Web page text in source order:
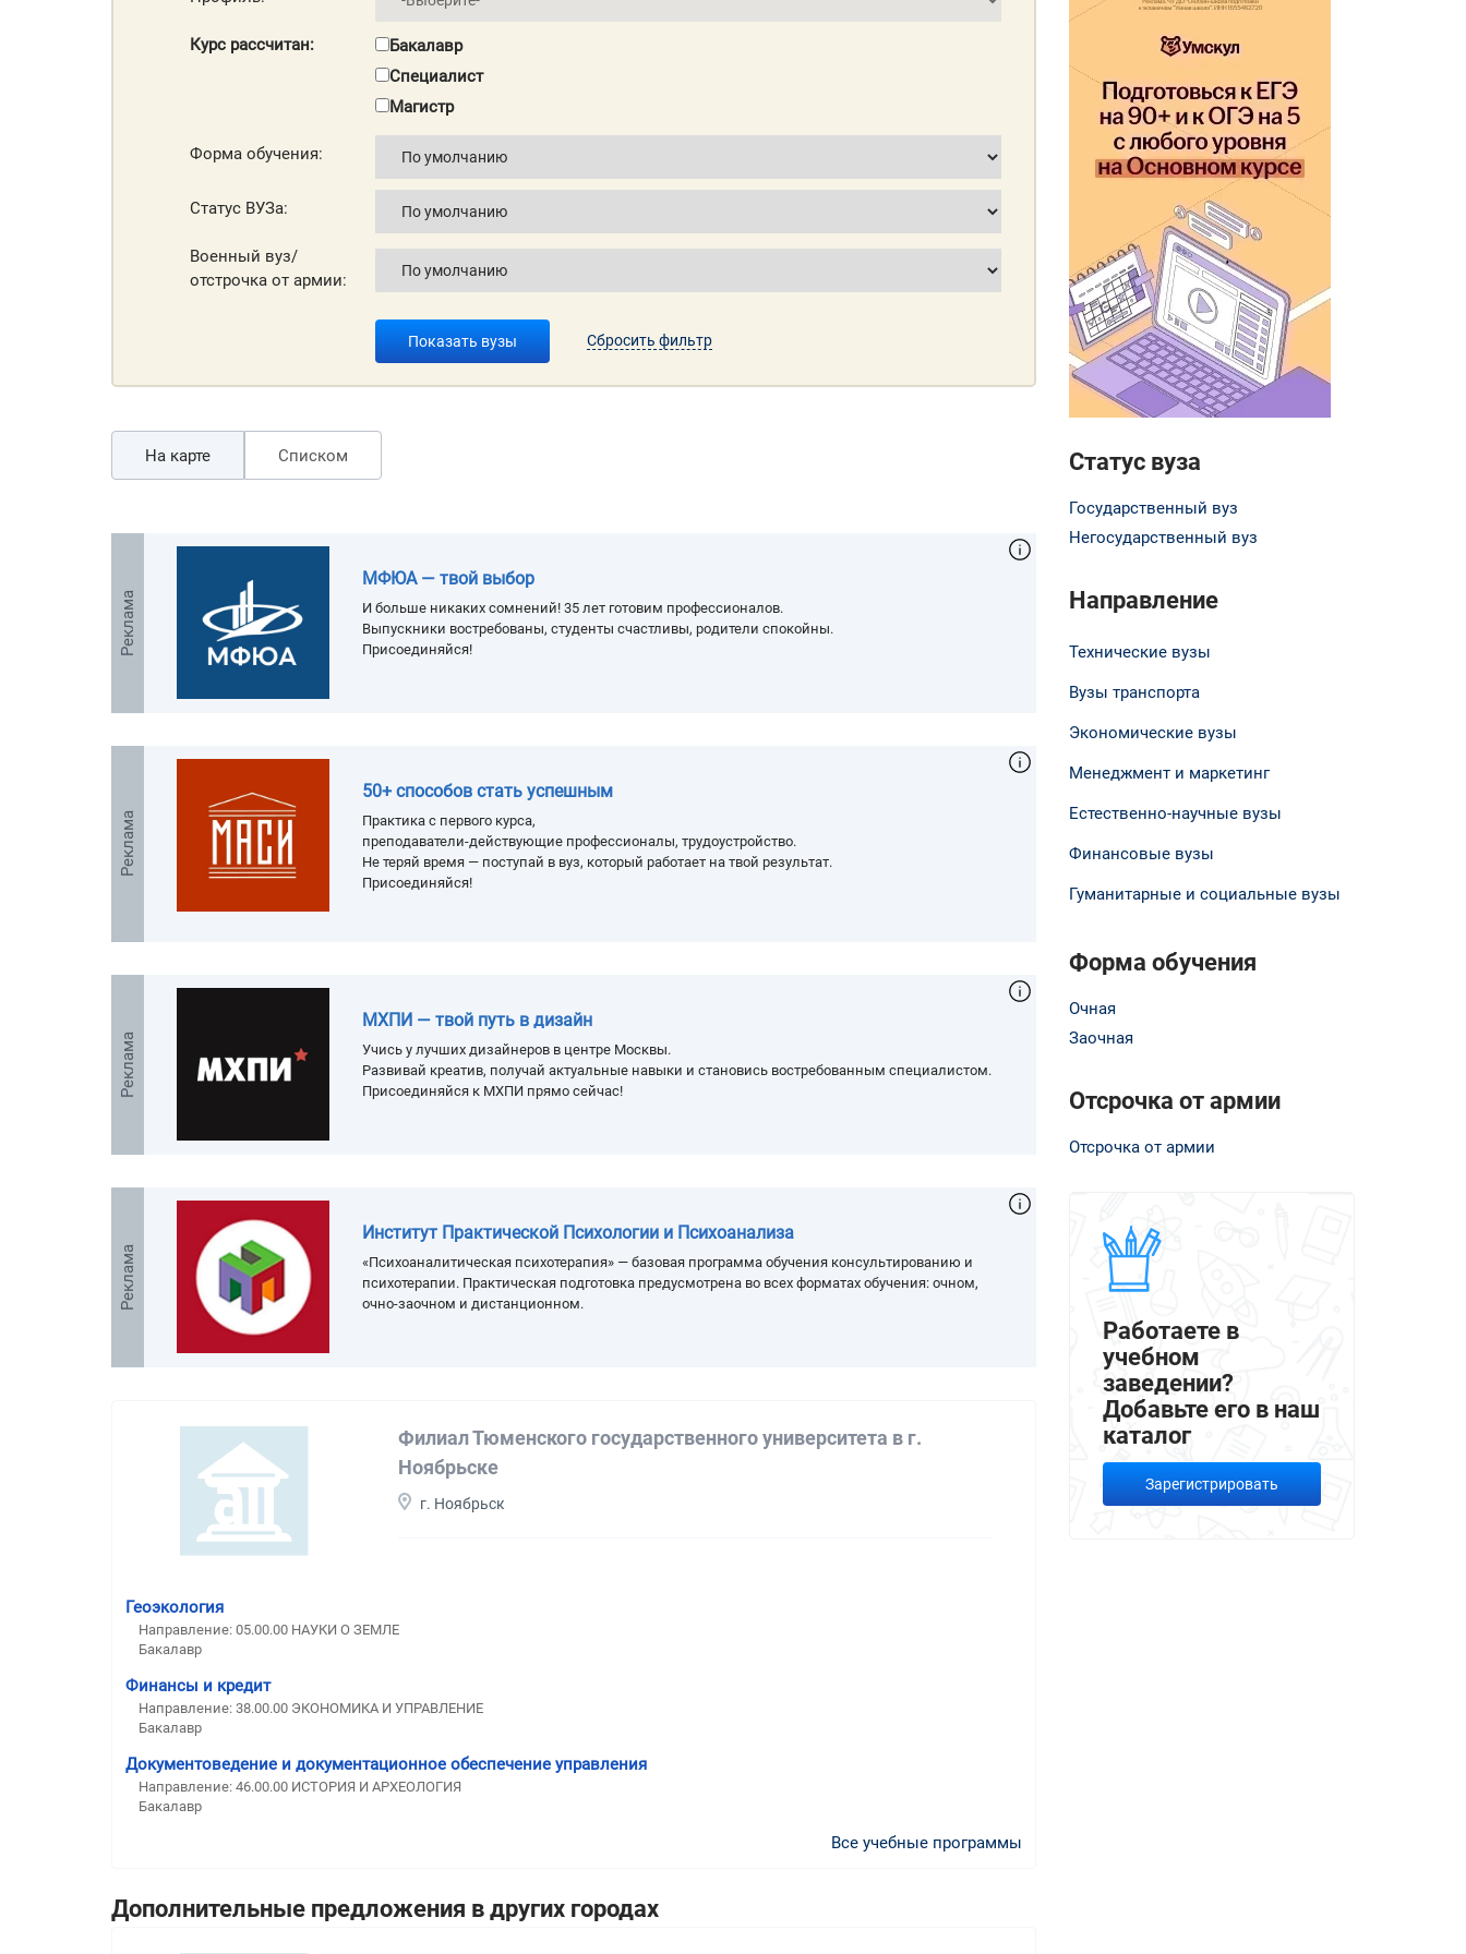
Курс рассчитан:
Бакалавр
Специалист
Магистр
Форма обучения:
Статус ВУЗа:
Военный вуз/
отстрочка от армии:
Показать вузы Сбросить фильтр
На карте Списком
Реклама
МФЮА — твой выбор
И больше никаких сомнений! 35 лет готовим профессионалов.
Выпускники востребованы, студенты счастливы, родители спокойны.
Присоединяйся!
Реклама
50+ способов стать успешным
Практика с первого курса,
преподаватели-действующие профессионалы, трудоустройство.
Не теряй время — поступай в вуз, который работает на твой результат.
Присоединяйся!
Реклама
МХПИ — твой путь в дизайн
Учись у лучших дизайнеров в центре Москвы.
Развивай креатив, получай актуальные навыки и становись востребованным специалистом.
Присоединяйся к МХПИ прямо сейчас!
Реклама
Институт Практической Психологии и Психоанализа
«Психоаналитическая психотерапия» — базовая программа обучения консультированию и
психотерапии. Практическая подготовка предусмотрена во всех форматах обучения: очном,
очно-заочном и дистанционном.
Филиал Тюменского государственного университета в г.
Ноябрьске
г. Ноябрьск
Геоэкология
Направление: 05.00.00 НАУКИ О ЗЕМЛЕ
Бакалавр
Финансы и кредит
Направление: 38.00.00 ЭКОНОМИКА И УПРАВЛЕНИЕ
Бакалавр
Документоведение и документационное обеспечение управления
Направление: 46.00.00 ИСТОРИЯ И АРХЕОЛОГИЯ
Бакалавр
Все учебные программы
Дополнительные предложения в других городах
Статус вуза
Государственный вуз
Негосударственный вуз
Направление
Технические вузы
Вузы транспорта
Экономические вузы
Менеджмент и маркетинг
Естественно-научные вузы
Финансовые вузы
Гуманитарные и социальные вузы
Форма обучения
Очная
Заочная
Отсрочка от армии
Отсрочка от армии
Работаете в
учебном
заведении?
Добавьте его в наш
каталог
Зарегистрировать